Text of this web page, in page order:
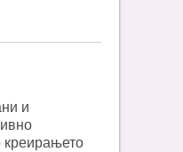
и
креирањето